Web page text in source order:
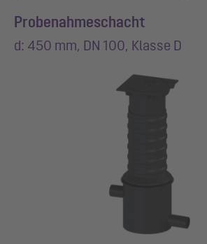
Probenahmeschacht
d: 450 mm, DN 100, Klasse D